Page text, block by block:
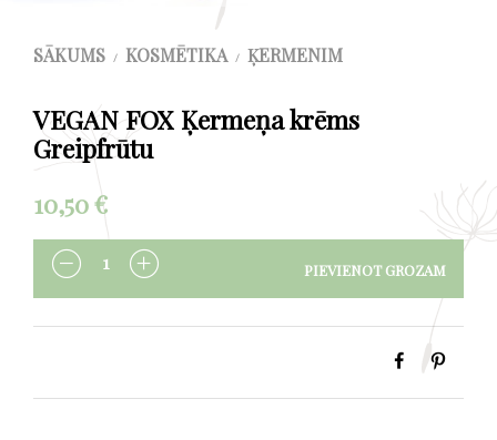
SĀKUMS / KOSMĒTIKA / ĶERMENIM
VEGAN FOX Ķermeņa krēms
Greipfrūtu
10,50€
DAUDZUMS PIEVIENOT GROZAM